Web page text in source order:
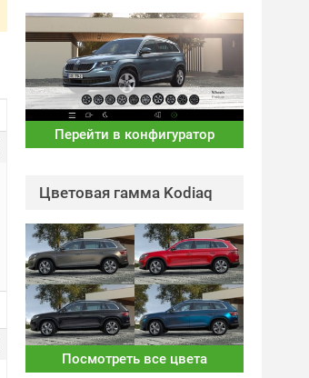
Перейти в конфигуратор
Цветовая гамма Kodiaq
Посмотреть все цвета